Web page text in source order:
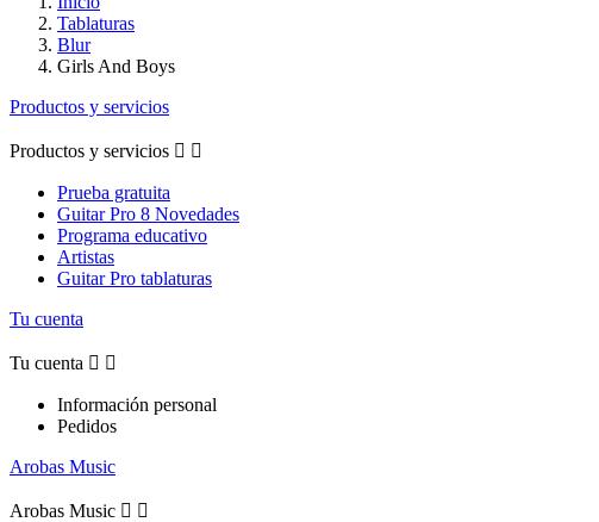
Tablaturas
Blur
Girls And Boys
Productos y servicios
Productos y servicios  
Prueba gratuita
Guitar Pro 8 Novedades
Programa educativo
Artistas
Guitar Pro tablaturas
Tu cuenta
Tu cuenta  
Información personal
Pedidos
Arobas Music
Arobas Music  